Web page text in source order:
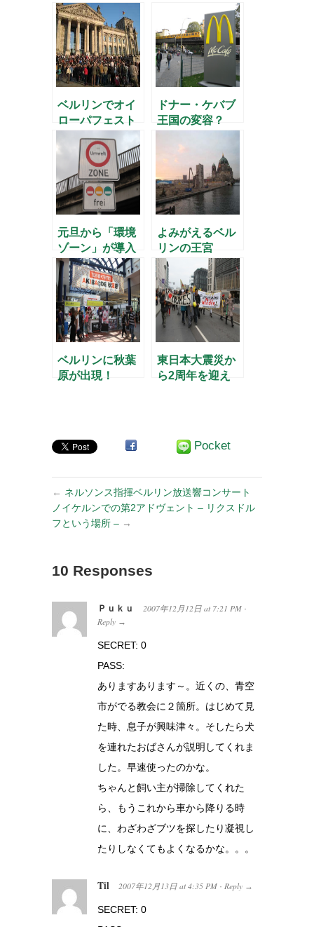
サ」がオープン
ベルリンでオイ
ローパフェスト
ドナー・ケバブ
王国の変容？
元旦から「環境
ゾーン」が導入
よみがえるベル
リンの王宮
ベルリンに秋葉
原が出現！
東日本大震災か
ら2周年を迎え
Pocket
← ネルソンス指揮ベルリン放送響コンサート
ノイケルンでの第2アドヴェント – リクスドル
フという場所 – →
10 Responses
Ｐｕｋｕ 2007年12月12日 at 7:21 PM ·
Reply →
SECRET: 0
PASS:
ありますあります～。近くの、青空
市がでる教会に２箇所。はじめて見
た時、息子が興味津々。そしたら犬
を連れたおばさんが説明してくれま
した。早速使ったのかな。
ちゃんと飼い主が掃除してくれた
ら、もうこれから車から降りる時
に、わざわざブツを探したり凝視し
たりしなくてもよくなるかな。。。
Til 2007年12月13日 at 4:35 PM · Reply →
SECRET: 0